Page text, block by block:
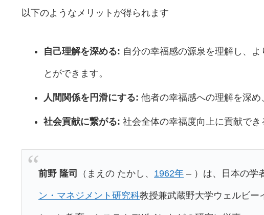
以下のようなメリットが得られます
自己理解を深める: 自分の幸福感の源泉を理解し、
とができます。
人間関係を円滑にする: 他者の幸福感への理解を深め
社会貢献に繋がる: 社会全体の幸福度向上に貢献でき
前野 隆司 （まえの たかし、 1962年 – ）は、日本の学
ン・マネジメント研究科教授兼武蔵野大学ウェルビー